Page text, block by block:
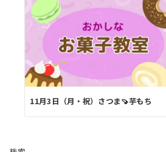
11月3日（月・祝）さつま🍠芋もち